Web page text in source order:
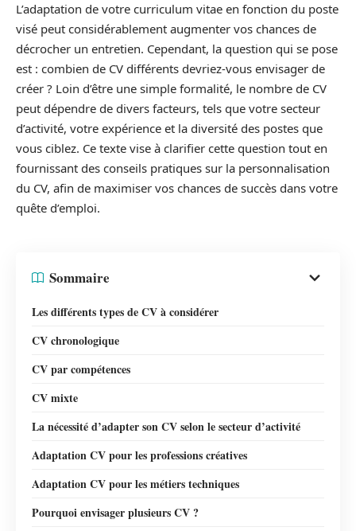
L’adaptation de votre curriculum vitae en fonction du poste
visé peut considérablement augmenter vos chances de
décrocher un entretien. Cependant, la question qui se pose
est : combien de CV différents devriez-vous envisager de
créer ? Loin d’être une simple formalité, le nombre de CV
peut dépendre de divers facteurs, tels que votre secteur
d’activité, votre expérience et la diversité des postes que
vous ciblez. Ce texte vise à clarifier cette question tout en
fournissant des conseils pratiques sur la personnalisation
du CV, afin de maximiser vos chances de succès dans votre
quête d’emploi.
Sommaire
Les différents types de CV à considérer
CV chronologique
CV par compétences
CV mixte
La nécessité d’adapter son CV selon le secteur d’activité
Adaptation CV pour les professions créatives
Adaptation CV pour les métiers techniques
Pourquoi envisager plusieurs CV ?